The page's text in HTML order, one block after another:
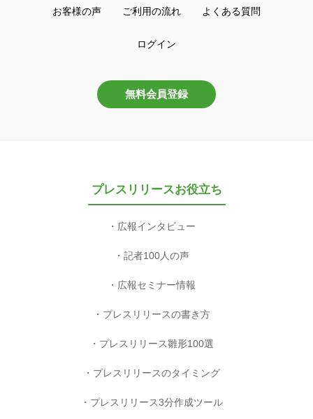
お客様の声 ご利用の流れ よくある質問
ログイン
無料会員登録
プレスリリースお役立ち
広報インタビュー
記者100人の声
広報セミナー情報
プレスリリースの書き方
プレスリリース雛形100選
プレスリリースのタイミング
プレスリリース3分作成ツール